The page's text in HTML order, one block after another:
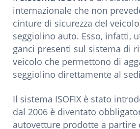
internazionale che non
cinture di sicurezza del
seggiolino auto. Esso, infatti,
ganci presenti sul sistema di
veicolo che permettono di
seggiolino direttamente al
Il sistema ISOFIX è stato
dal 2006 è diventato
autovetture prodotte a partire